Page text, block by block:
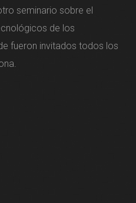
seminario sobre el
de los
fueron invitados todos los